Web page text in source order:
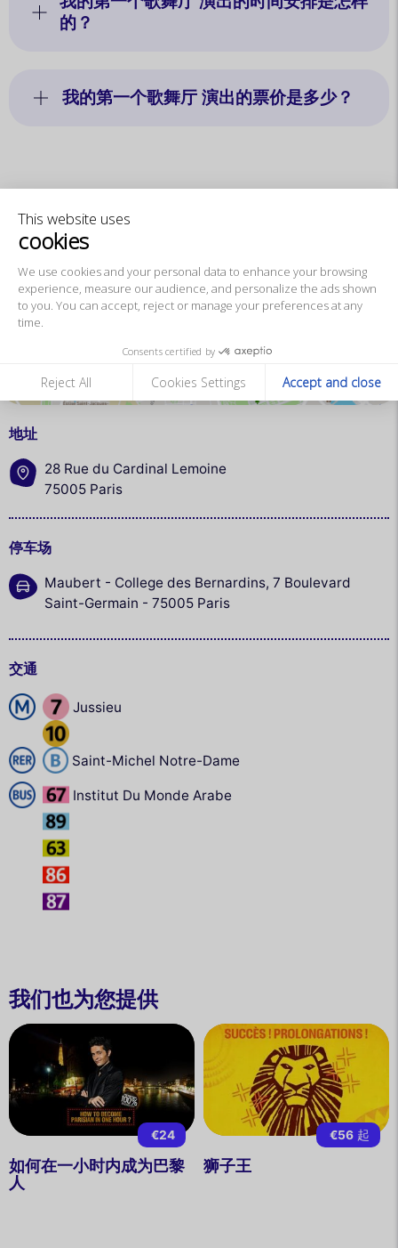
This website uses
cookies
We use cookies and your personal data to
enhance your browsing experience,
measure our audience, and personalize the ads shown to you. You
can accept, reject or manage your preferences at any time.
Consents certified by
Reject All Cookies Settings Accept and close
的？
我的第一个歌舞厅 演出的票价是多少？
地图
打开地图
地址
28 Rue du Cardinal Lemoine
75005 Paris
停车场
Maubert - College des Bernardins, 7 Boulevard
Saint-Germain - 75005 Paris
交通
Jussieu
Saint-Michel Notre-Dame
Institut Du Monde Arabe
我们也为您提供
€24
如何在一小时内成为巴黎
人
€56起
狮子王